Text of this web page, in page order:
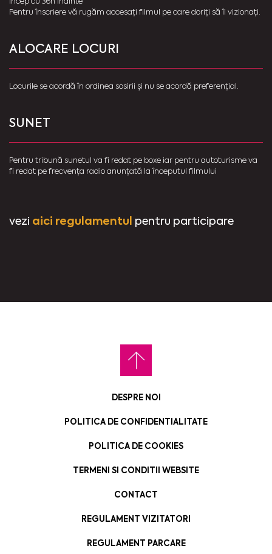
Pentru înscriere vă rugăm accesați filmul pe care doriți să îl vizionați.
ALOCARE LOCURI
Locurile se acordă în ordinea sosirii și nu se acordă preferențial.
SUNET
Pentru tribună sunetul va fi redat pe boxe iar pentru autoturisme va
fi redat pe frecvența radio anunțată la începutul filmului
vezi aici regulamentul pentru participare
DESPRE NOI
POLITICA DE CONFIDENTIALITATE
POLITICA DE COOKIES
TERMENI SI CONDITII WEBSITE
CONTACT
REGULAMENT VIZITATORI
REGULAMENT PARCARE